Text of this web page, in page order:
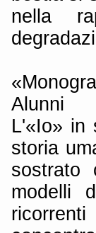
nella
Alunni
L'«Io» in
storia
modelli